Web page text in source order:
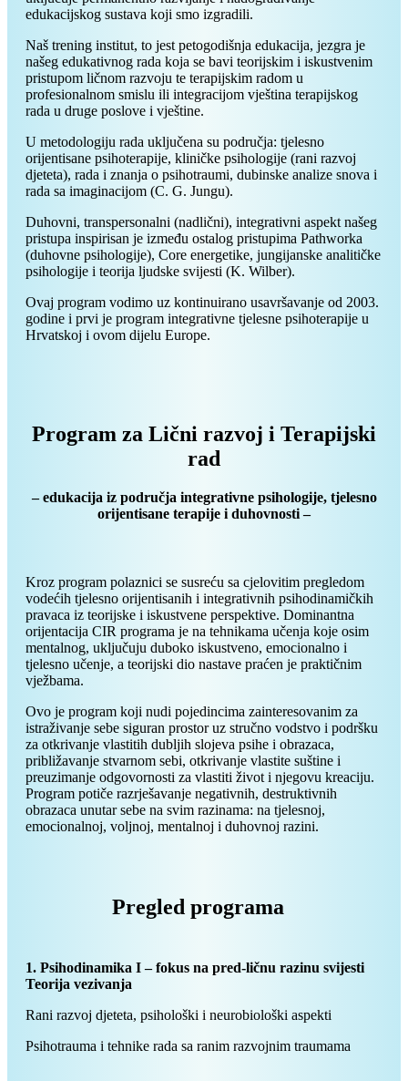
edukacijskog sustava koji smo izgradili.
Naš trening institut, to jest petogodišnja edukacija, jezgra je
našeg edukativnog rada koja se bavi teorijskim i iskustvenim
pristupom ličnom razvoju te terapijskim radom u
profesionalnom smislu ili integracijom vještina terapijskog
rada u druge poslove i vještine.
U metodologiju rada uključena su područja: tjelesno
orijentisane psihoterapije, kliničke psihologije (rani razvoj
djeteta), rada i znanja o psihotraumi, dubinske analize snova i
rada sa imaginacijom (C. G. Jungu).
Duhovni, transpersonalni (nadlični), integrativni aspekt našeg
pristupa inspirisan je između ostalog pristupima Pathworka
(duhovne psihologije), Core energetike, jungijanske analitičke
psihologije i teorija ljudske svijesti (K. Wilber).
Ovaj program vodimo uz kontinuirano usavršavanje od 2003.
godine i prvi je program integrativne tjelesne psihoterapije u
Hrvatskoj i ovom dijelu Europe.
Program za Lični razvoj i Terapijski
rad
– edukacija iz područja integrativne psihologije, tjelesno
orijentisane terapije i duhovnosti –
Kroz program polaznici se susreću sa cjelovitim pregledom
vodećih tjelesno orijentisanih i integrativnih psihodinamičkih
pravaca iz teorijske i iskustvene perspektive. Dominantna
orijentacija CIR programa je na tehnikama učenja koje osim
mentalnog, uključuju duboko iskustveno, emocionalno i
tjelesno učenje, a teorijski dio nastave praćen je praktičnim
vježbama.
Ovo je program koji nudi pojedincima zainteresovanim za
istraživanje sebe siguran prostor uz stručno vodstvo i podršku
za otkrivanje vlastitih dubljih slojeva psihe i obrazaca,
približavanje stvarnom sebi, otkrivanje vlastite suštine i
preuzimanje odgovornosti za vlastiti život i njegovu kreaciju.
Program potiče razrješavanje negativnih, destruktivnih
obrazaca unutar sebe na svim razinama: na tjelesnoj,
emocionalnoj, voljnoj, mentalnoj i duhovnoj razini.
Pregled programa
1. Psihodinamika I – fokus na pred-ličnu razinu svijesti
Teorija vezivanja
Rani razvoj djeteta, psihološki i neurobiološki aspekti
Psihotrauma i tehnike rada sa ranim razvojnim traumama